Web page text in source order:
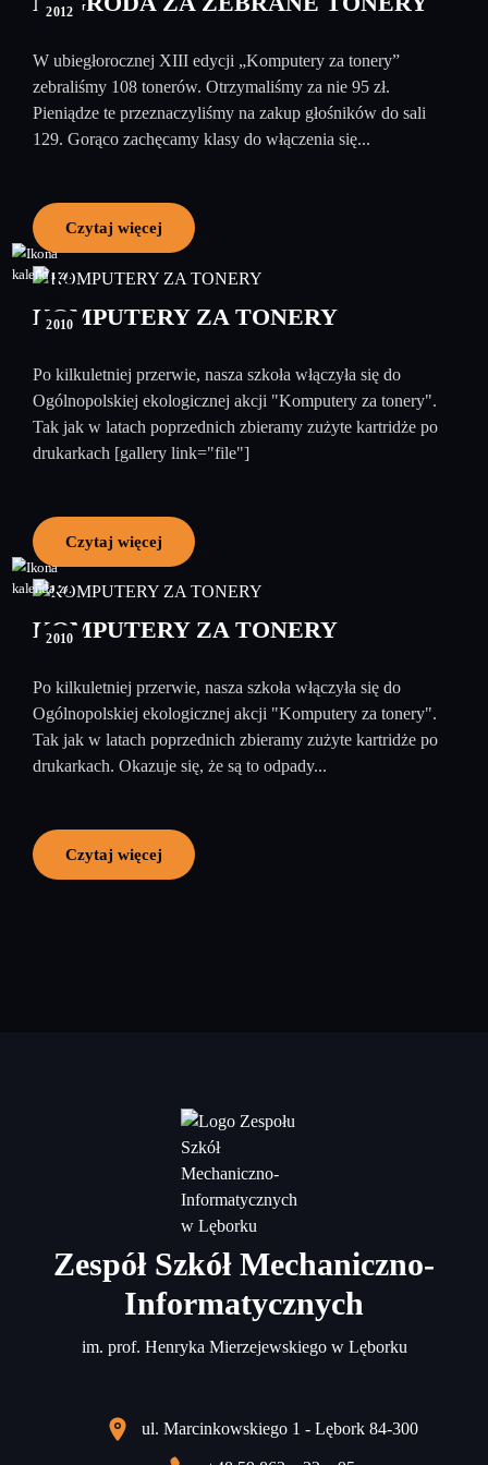
2012
W ubiegłorocznej XIII edycji „Komputery za tonery”
zebraliśmy 108 tonerów. Otrzymaliśmy za nie 95 zł.
Pieniądze te przeznaczyliśmy na zakup głośników do sali
129. Gorąco zachęcamy klasy do włączenia się...
Czytaj więcej
02
2010
KOMPUTERY ZA TONERY
Po kilkuletniej przerwie, nasza szkoła włączyła się do
Ogólnopolskiej ekologicznej akcji "Komputery za tonery".
Tak jak w latach poprzednich zbieramy zużyte kartridże po
drukarkach [gallery link="file"]
Czytaj więcej
22
2010
KOMPUTERY ZA TONERY
Po kilkuletniej przerwie, nasza szkoła włączyła się do
Ogólnopolskiej ekologicznej akcji "Komputery za tonery".
Tak jak w latach poprzednich zbieramy zużyte kartridże po
drukarkach. Okazuje się, że są to odpady...
Czytaj więcej
Zespół Szkół Mechaniczno-
Informatycznych
im. prof. Henryka Mierzejewskiego w Lęborku
ul. Marcinkowskiego 1 - Lębork 84-300